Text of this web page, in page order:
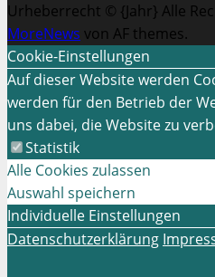
Urheberrecht © {Jahr} Alle
MoreNews von AF themes.
Cookie-Einstellungen
Auf dieser Website werden
werden für den Betrieb der
uns dabei, die Website zu
Statistik
Alle Cookies zulassen
Auswahl speichern
Individuelle Einstellungen
Datenschutzerklärung